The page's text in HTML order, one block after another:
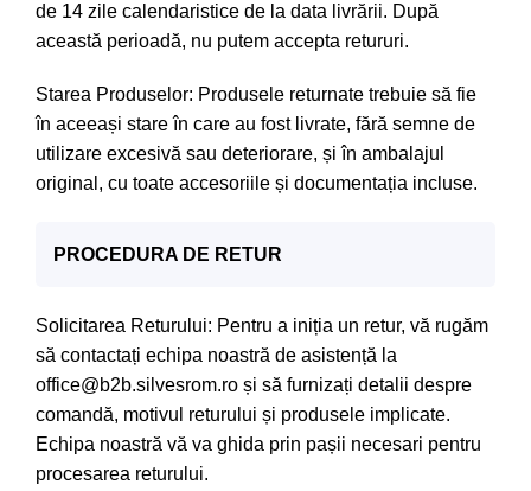
de 14 zile calendaristice de la data livrării. După
această perioadă, nu putem accepta retururi.
Starea Produselor: Produsele returnate trebuie să fie
în aceeași stare în care au fost livrate, fără semne de
utilizare excesivă sau deteriorare, și în ambalajul
original, cu toate accesoriile și documentația incluse.
PROCEDURA DE RETUR
Solicitarea Returului: Pentru a iniția un retur, vă rugăm
să contactați echipa noastră de asistență la
office@b2b.silvesrom.ro și să furnizați detalii despre
comandă, motivul returului și produsele implicate.
Echipa noastră vă va ghida prin pașii necesari pentru
procesarea returului.